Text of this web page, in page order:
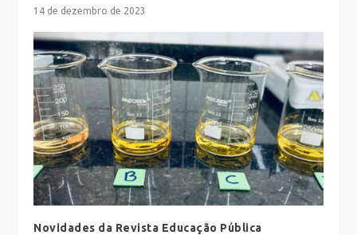
14 de dezembro de 2023
Novidades da Revista Educação Pública